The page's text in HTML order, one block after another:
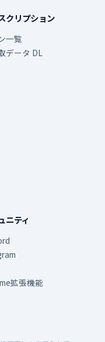
クリプション
一覧
データ DL
ニティ
拡張機能